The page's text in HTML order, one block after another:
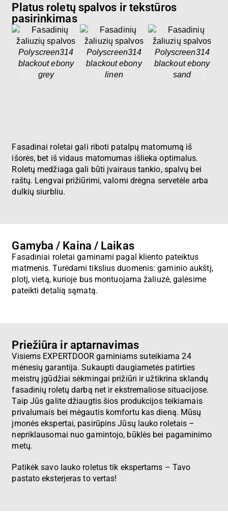
Platus roletų spalvos ir tekstūros
pasirinkimas
Polyscreen314
blackout ebony
grey
Polyscreen314
blackout ebony
linen
Polyscreen314
blackout ebony
sand
Fasadinai roletai gali riboti patalpų matomumą iš
išorės, bet iš vidaus matomumas išlieka optimalus.
Roletų medžiaga gali būti įvairaus tankio, spalvų bei
raštų. Lengvai prižiūrimi, valomi drėgna servetėle arba
dulkių siurbliu.
Gamyba / Kaina / Laikas
Fasadiniai roletai gaminami pagal kliento pateiktus
matmenis. Turėdami tikslius duomenis: gaminio aukštį,
plotį, vietą, kurioje bus montuojama žaliuzė, galėsime
pateikti detalią sąmatą.
Priežiūra ir aptarnavimas
Visiems EXPERTDOOR gaminiams suteikiama 24
mėnesių garantija. Sukaupti daugiametės patirties
meistrų įgūdžiai sėkmingai prižiūri ir užtikrina sklandų
fasadinių roletų darbą net ir ekstremaliose situacijose.
Taip Jūs galite džiaugtis šios produkcijos teikiamais
privalumais bei mėgautis komfortu kas dieną. Mūsų
įmonės ekspertai, pasirūpins Jūsų lauko roletais –
nepriklausomai nuo gamintojo, būklės bei pagaminimo
metų.
Patikėk savo lauko roletus tik ekspertams – Tavo
pastato eksterjeras to vertas!